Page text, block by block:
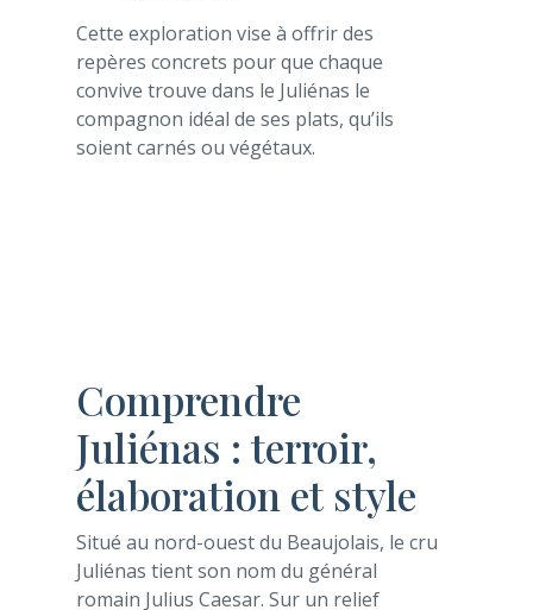
Cette exploration vise à offrir des
repères concrets pour que chaque
convive trouve dans le Juliénas le
compagnon idéal de ses plats, qu’ils
soient carnés ou végétaux.
Comprendre
Juliénas : terroir,
élaboration et style
Situé au nord-ouest du Beaujolais, le cru
Juliénas tient son nom du général
romain Julius Caesar. Sur un relief